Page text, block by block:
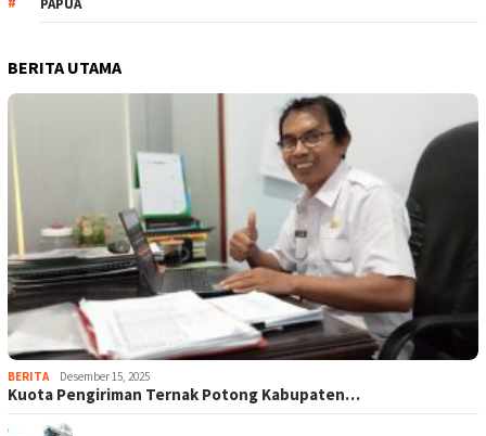
BERITA UTAMA
BERITA Desember 15, 2025
Kuota Pengiriman Ternak Potong Kabupaten…